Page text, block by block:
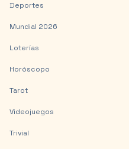
Deportes
Mundial 2026
Loterías
Horóscopo
Tarot
Videojuegos
Trivial